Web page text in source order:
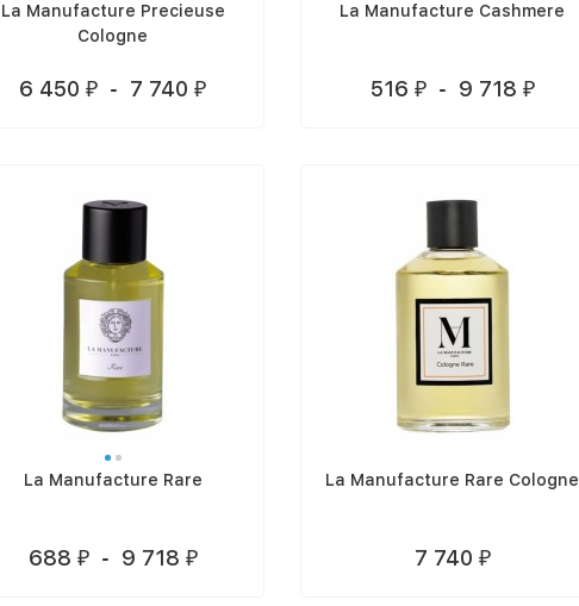
La Manufacture Precieuse
Cologne
6 450 ₽ - 7 740 ₽
La Manufacture Cashmere
516 ₽ - 9 718 ₽
La Manufacture Rare
688 ₽ - 9 718 ₽
La Manufacture Rare Cologne
7 740 ₽